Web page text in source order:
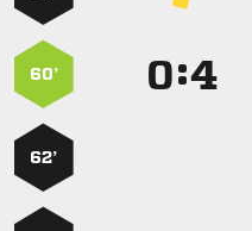
60’ :
62’